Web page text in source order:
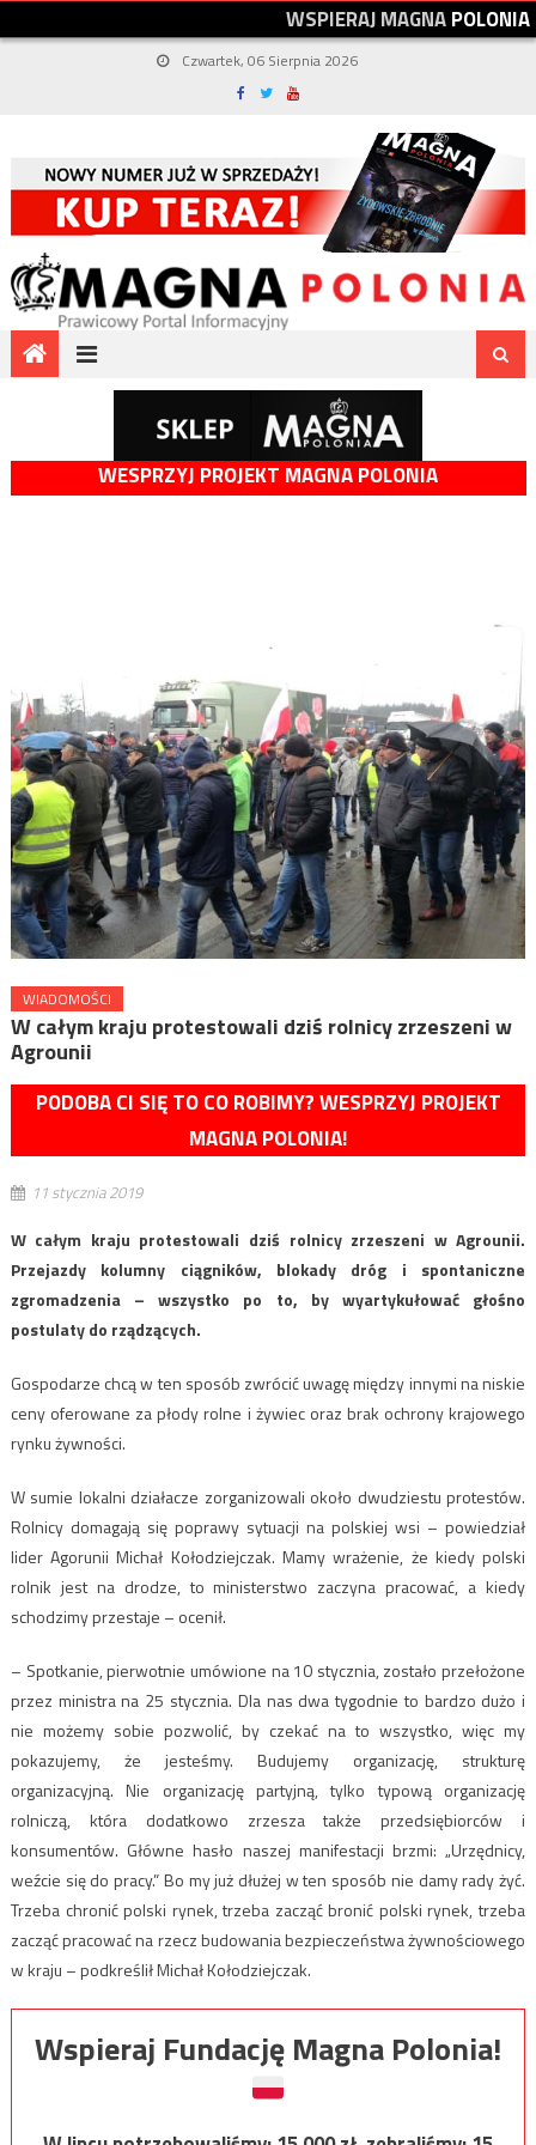
WSPIERAJMAGNAPOLONIA
Czwartek, 06 Sierpnia 2026
WESPRZYJ PROJEKT MAGNA POLONIA
WIADOMOŚCI
W całym kraju protestowali dziś rolnicy zrzeszeni w
Agrounii
PODOBA CI SIĘ TO CO ROBIMY? WESPRZYJ PROJEKT
MAGNA POLONIA!
11 stycznia 2019
W całym kraju protestowali dziś rolnicy zrzeszeni w Agrounii.
Przejazdy kolumny ciągników, blokady dróg i spontaniczne
zgromadzenia – wszystko po to, by wyartykułować głośno
postulaty do rządzących.
Gospodarze chcą w ten sposób zwrócić uwagę między innymi na niskie
ceny oferowane za płody rolne i żywiec oraz brak ochrony krajowego
rynku żywności.
W sumie lokalni działacze zorganizowali około dwudziestu protestów.
Rolnicy domagają się poprawy sytuacji na polskiej wsi – powiedział
lider Agorunii Michał Kołodziejczak. Mamy wrażenie, że kiedy polski
rolnik jest na drodze, to ministerstwo zaczyna pracować, a kiedy
schodzimy przestaje – ocenił.
– Spotkanie, pierwotnie umówione na 10 stycznia, zostało przełożone
przez ministra na 25 stycznia. Dla nas dwa tygodnie to bardzo dużo i
nie możemy sobie pozwolić, by czekać na to wszystko, więc my
pokazujemy, że jesteśmy. Budujemy organizację, strukturę
organizacyjną. Nie organizację partyjną, tylko typową organizację
rolniczą, która dodatkowo zrzesza także przedsiębiorców i
konsumentów. Główne hasło naszej manifestacji brzmi: „Urzędnicy,
weźcie się do pracy.” Bo my już dłużej w ten sposób nie damy rady żyć.
Trzeba chronić polski rynek, trzeba zacząć bronić polski rynek, trzeba
zacząć pracować na rzecz budowania bezpieczeństwa żywnościowego
w kraju – podkreślił Michał Kołodziejczak.
Wspieraj Fundację Magna Polonia!